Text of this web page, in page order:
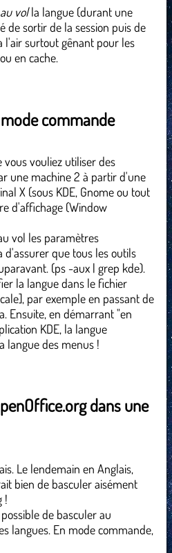
au volla langue (durant une
de sortir de la session puis de
l'air surtout gênant pour les
en cache.
commande
vous vouliez utiliser des
une machine 2 à partir d'une
X (sous KDE, Gnome ou tout
d'affichage (Window
vol les paramètres
d'assurer que tous les outils
(ps -aux | grep kde).
la langue dans le fichier
par exemple en passant de
Ensuite, en démarrant "en
KDE, la langue
langue des menus !
dans une
Le lendemain en Anglais,
bien de basculer aisément
!
de basculer au
langues. En mode commande,